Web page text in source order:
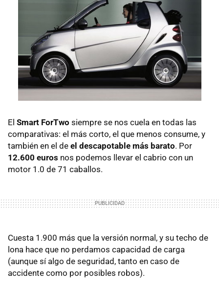
El Smart ForTwo siempre se nos cuela en todas las
comparativas: el más corto, el que menos consume, y
también en el de el descapotable más barato. Por
12.600 euros nos podemos llevar el cabrio con un
motor 1.0 de 71 caballos.
Cuesta 1.900 más que la versión normal, y su techo de
lona hace que no perdamos capacidad de carga
(aunque sí algo de seguridad, tanto en caso de
accidente como por posibles robos).